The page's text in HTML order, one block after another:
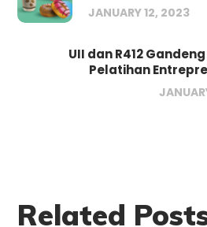
JANUARY 12, 2023
UII dan R412
Pelatihan
Related